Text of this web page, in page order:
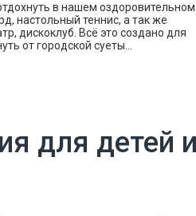
в нашем оздоровительном
настольный теннис, а так же
дискоклуб. Всё это создано для
от городской суеты...
для детей